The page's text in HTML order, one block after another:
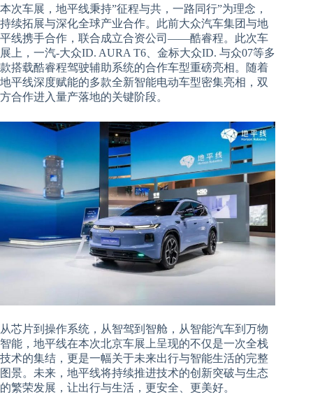
本次车展，地平线秉持”征程与共，一路同行”为理念，
持续拓展与深化全球产业合作。此前大众汽车集团与地
平线携手合作，联合成立合资公司——酷睿程。此次车
展上，一汽-大众ID. AURA T6、金标大众ID. 与众07等多
款搭载酷睿程驾驶辅助系统的合作车型重磅亮相。随着
地平线深度赋能的多款全新智能电动车型密集亮相，双
方合作进入量产落地的关键阶段。
从芯片到操作系统，从智驾到智舱，从智能汽车到万物
智能，地平线在本次北京车展上呈现的不仅是一次全栈
技术的集结，更是一幅关于未来出行与智能生活的完整
图景。未来，地平线将持续推进技术的创新突破与生态
的繁荣发展，让出行与生活，更安全、更美好。